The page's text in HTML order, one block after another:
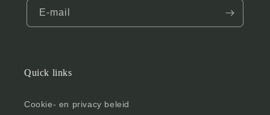
E‑mail
Quick links
Cookie- en privacy beleid